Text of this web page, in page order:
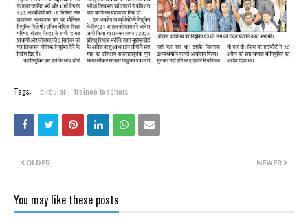
Tags: circular trainee teachers
NEWER
OLDER
You may like these posts